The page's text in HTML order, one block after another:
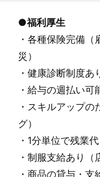
●福利厚生
・各種保険完備
災）
・健康診断制度あ
・給与の週払い可
・スキルアップ
グ）
・1分単位で残業
・制服支給あり（
・商品の貸与・支